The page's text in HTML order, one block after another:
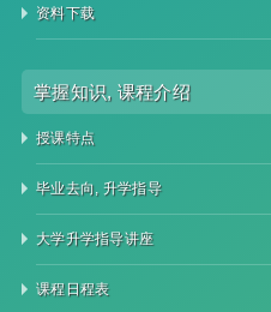
资料下载
掌握知识, 课程介绍
授课特点
毕业去向, 升学指导
大学升学指导讲座
课程日程表